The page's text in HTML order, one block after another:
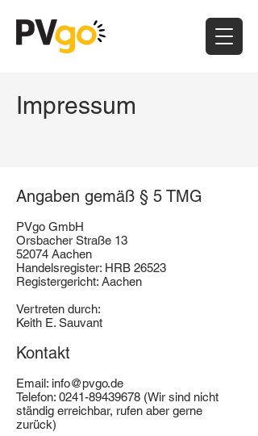
Impressum
Angaben gemäß § 5 TMG
PVgo GmbH
Orsbacher Straße 13
52074 Aachen
Handelsregister: HRB 26523
Registergericht: Aachen
Vertreten durch:
Keith E. Sauvant
Kontakt
Email: info@pvgo.de
Telefon: 0241-89439678 (Wir sind nicht
ständig erreichbar, rufen aber gerne
zurück)